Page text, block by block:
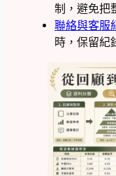
制，避免把
聯絡與客服
時，保留紀